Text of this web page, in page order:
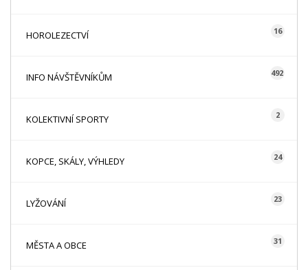
HOROLEZECTVÍ 16
INFO NÁVŠTĚVNÍKŮM 492
KOLEKTIVNÍ SPORTY 2
KOPCE, SKÁLY, VÝHLEDY 24
LYŽOVÁNÍ 23
MĚSTA A OBCE 31